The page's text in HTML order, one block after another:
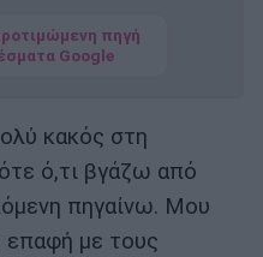
πηγή
Google
κακός στη
ό,τι βγάζω από
πηγαίνω. Μου
επαφή με τους